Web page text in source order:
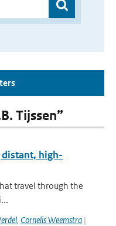
Tijssen”
high-
travel through the
, Cornelis Weemstra |